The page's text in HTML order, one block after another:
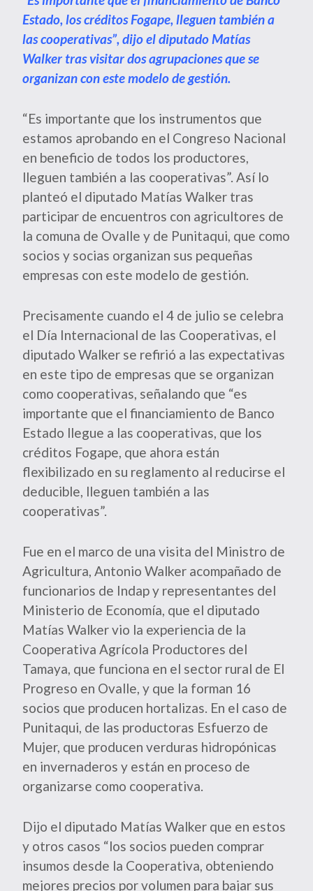
Estado, los créditos Fogape, lleguen también a
las cooperativas”, dijo el diputado Matías
Walker tras visitar dos agrupaciones que se
organizan con este modelo de gestión.
“Es importante que los instrumentos que
estamos aprobando en el Congreso Nacional
en beneficio de todos los productores,
lleguen también a las cooperativas”. Así lo
planteó el diputado Matías Walker tras
participar de encuentros con agricultores de
la comuna de Ovalle y de Punitaqui, que como
socios y socias organizan sus pequeñas
empresas con este modelo de gestión.
Precisamente cuando el 4 de julio se celebra
el Día Internacional de las Cooperativas, el
diputado Walker se refirió a las expectativas
en este tipo de empresas que se organizan
como cooperativas, señalando que “es
importante que el financiamiento de Banco
Estado llegue a las cooperativas, que los
créditos Fogape, que ahora están
flexibilizado en su reglamento al reducirse el
deducible, lleguen también a las
cooperativas”.
Fue en el marco de una visita del Ministro de
Agricultura, Antonio Walker acompañado de
funcionarios de Indap y representantes del
Ministerio de Economía, que el diputado
Matías Walker vio la experiencia de la
Cooperativa Agrícola Productores del
Tamaya, que funciona en el sector rural de El
Progreso en Ovalle, y que la forman 16
socios que producen hortalizas. En el caso de
Punitaqui, de las productoras Esfuerzo de
Mujer, que producen verduras hidropónicas
en invernaderos y están en proceso de
organizarse como cooperativa.
Dijo el diputado Matías Walker que en estos
y otros casos “los socios pueden comprar
insumos desde la Cooperativa, obteniendo
mejores precios por volumen para bajar sus